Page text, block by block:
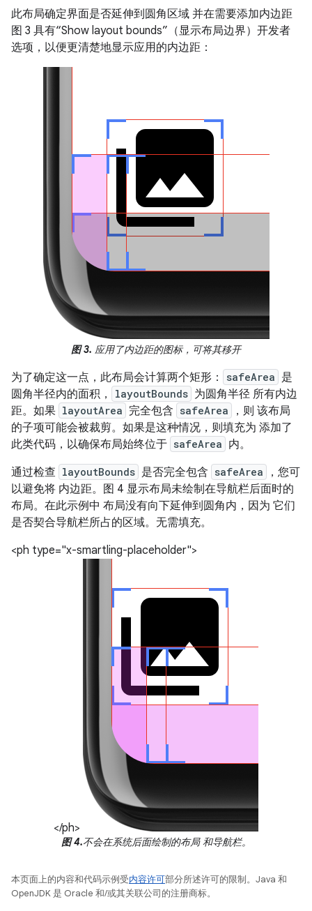
此布局确定界面是否延伸到圆角区域 并在需要添加内边距
图 3 具有“Show layout bounds”（显示布局边界）开发者
选项，以便更清楚地显示应用的内边距：
图 3. 应用了内边距的图标，可将其移开
为了确定这一点，此布局会计算两个矩形： safeArea 是
圆角半径内的面积，
layoutBounds 为圆角半径 所有内边
距。如果 layoutArea 完全包含 safeArea
，则 该布局
的子项可能会被裁剪。如果是这种情况，则填充为 添加了
此类代码，以确保布局始终位于 safeArea 内。
通过检查 layoutBounds 是否完全包含 safeArea
，您可
以避免将 内边距。图 4 显示布局未绘制在导航栏后面时的
布局。在此示例中 布局没有向下延伸到圆角内，因为 它们
是否契合导航栏所占的区域。无需填充。
<ph type="x-smartling-placeholder">
</ph>
图 4.不会在系统后面绘制的布局 和导航栏。
本页面上的内容和代码示例受内容许可部分所述许可的限制。Java 和
OpenJDK 是 Oracle 和/或其关联公司的注册商标。